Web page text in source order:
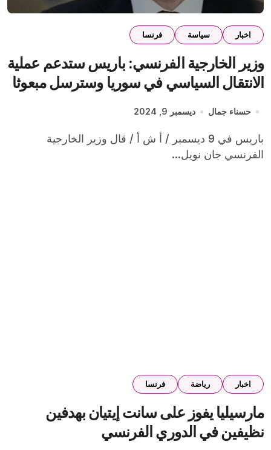
اخبار سياسة فرنسا
وزير الخارجية الفرنسي: باريس ستدعم عملية
الانتقال السياسي في سوريا وسترسل مبعوثا
حسناء جمال ديسمبر 9, 2024
باريس في 9 ديسمبر / أ ش أ / قال وزير الخارجية
الفرنسي جان نويل...
اخبار رياضة فرنسا
مارسيليا يفوز على سانت إيتيان بهدفين
نظيفين في الدوري الفرنسي